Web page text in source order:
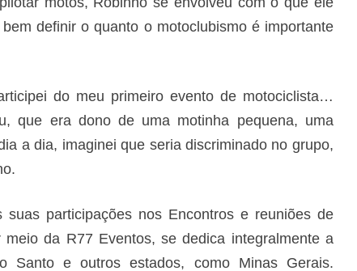
definir o quanto o motoclubismo é importante
do meu primeiro evento de motociclista…
que era dono de uma motinha pequena, uma
a dia, imaginei que seria discriminado no grupo,
participações nos Encontros e reuniões de
da R77 Eventos, se dedica integralmente a
Santo e outros estados, como Minas Gerais.